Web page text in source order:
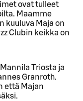
ovat tulleet
Maamme
kuuluva Maja on
Clubin keikka on
Triosta ja
Granroth.
että Majan